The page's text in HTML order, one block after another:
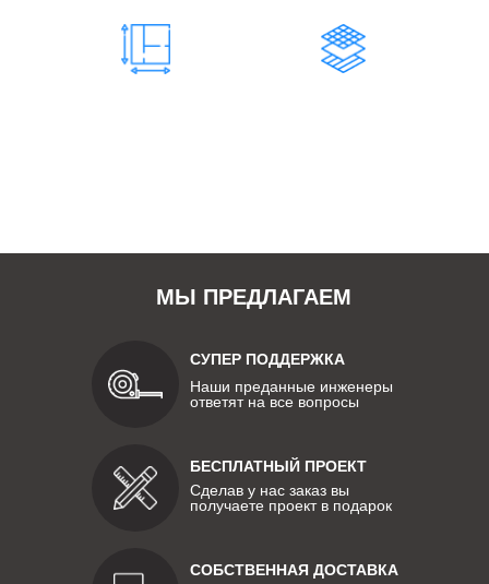
МЫ ПРЕДЛАГАЕМ
СУПЕР ПОДДЕРЖКА
Наши преданные инженеры
ответят на все вопросы
БЕСПЛАТНЫЙ ПРОЕКТ
Сделав у нас заказ вы
получаете проект в подарок
СОБСТВЕННАЯ ДОСТАВКА